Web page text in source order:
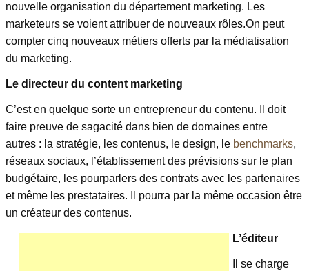
nouvelle organisation du département marketing. Les
marketeurs se voient attribuer de nouveaux rôles.On peut
compter cinq nouveaux métiers offerts par la médiatisation
du marketing.
Le directeur du content marketing
C’est en quelque sorte un entrepreneur du contenu. Il doit
faire preuve de sagacité dans bien de domaines entre
autres : la stratégie, les contenus, le design, le benchmarks,
réseaux sociaux, l’établissement des prévisions sur le plan
budgétaire, les pourparlers des contrats avec les partenaires
et même les prestataires. Il pourra par la même occasion être
un créateur des contenus.
L’éditeur
Il se charge